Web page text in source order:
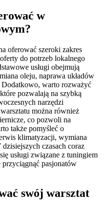
w
oferować szeroki zakres
do potrzeb lokalnego
usługi obejmują
oleju, naprawa układów
warto rozważyć
pozwalają na szybką
narzędzi
można również
co pozwoli na
także pomyśleć o
klimatyzacji, wymiana
czasach coraz
usługi związane z tuningiem
pasjonatów
swój warsztat